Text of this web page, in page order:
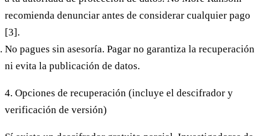
recomienda denunciar antes de considerar cualquier pago
[3].
No pagues sin asesoría. Pagar no garantiza la recuperación
ni evita la publicación de datos.
4. Opciones de recuperación (incluye el descifrador y
verificación de versión)